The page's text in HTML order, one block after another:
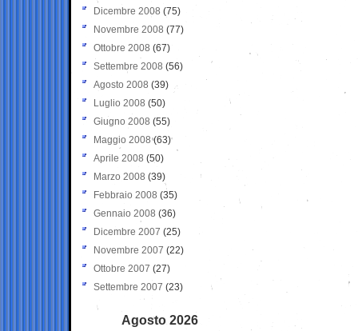
Dicembre 2008 (75)
Novembre 2008 (77)
Ottobre 2008 (67)
Settembre 2008 (56)
Agosto 2008 (39)
Luglio 2008 (50)
Giugno 2008 (55)
Maggio 2008(63)
Aprile 2008 (50)
Marzo 2008 (39)
Febbraio 2008 (35)
Gennaio 2008 (36)
Dicembre 2007 (25)
Novembre 2007 (22)
Ottobre 2007 (27)
Settembre 2007 (23)
Agosto 2026